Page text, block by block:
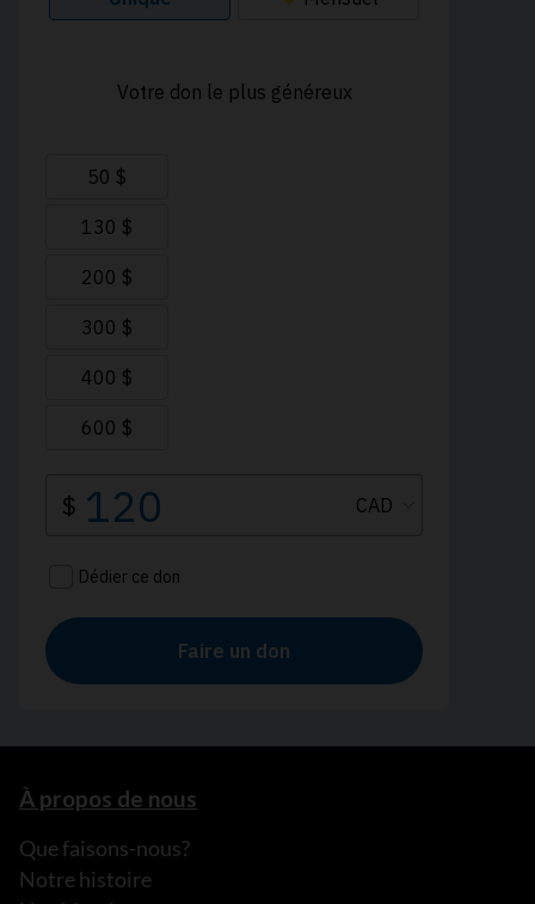
À propos de nous
Que faisons-nous?
Notre histoire